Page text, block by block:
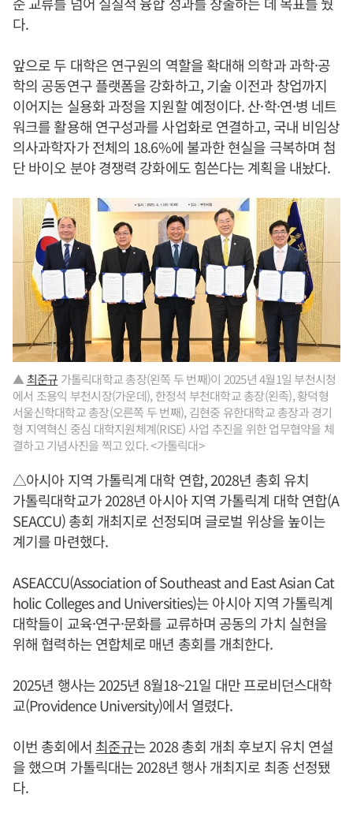
다.
앞으로 두 대학은 연구원의 역할을 확대해 의학과 과학·공
학의 공동연구 플랫폼을 강화하고, 기술 이전과 창업까지
이어지는 실용화 과정을 지원할 예정이다. 산·학·연·병 네트
워크를 활용해 연구성과를 사업화로 연결하고, 국내 비임상
의사과학자가 전체의 18.6%에 불과한 현실을 극복하며 첨
단 바이오 분야 경쟁력 강화에도 힘쓴다는 계획을 내놨다.
▲ 최준규 가톨릭대학교 총장(왼쪽 두 번째)이 2025년 4월1일 부천시청
에서 조용익 부천시장(가운데), 한정석 부천대학교 총장(왼족), 황덕형
서울신학대학교 총장(오른쪽 두 번째), 김현중 유한대학교 총장과 경기
형 지역혁신 중심 대학지원체계(RISE) 사업 추진을 위한 업무협약을 체
결하고 기념사진을 찍고 있다. <가톨릭대>
△아시아 지역 가톨릭계 대학 연합, 2028년 총회 유치
가톨릭대학교가 2028년 아시아 지역 가톨릭계 대학 연합(A
SEACCU) 총회 개최지로 선정되며 글로벌 위상을 높이는
계기를 마련했다.
ASEACCU(Association of Southeast and East Asian Cat
holic Colleges and Universities)는 아시아 지역 가톨릭계
대학들이 교육·연구·문화를 교류하며 공동의 가치 실현을
위해 협력하는 연합체로 매년 총회를 개최한다.
2025년 행사는 2025년 8월18~21일 대만 프로비던스대학
교(Providence University)에서 열렸다.
이번 총회에서 최준규는 2028 총회 개최 후보지 유치 연설
을 했으며 가톨릭대는 2028년 행사 개최지로 최종 선정됐
다.